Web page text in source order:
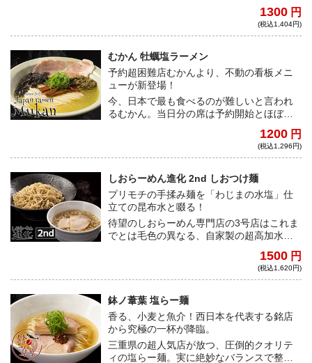
ら、旨みが強烈で食べる者の記憶に残り続
1300 円
(税込1,404円)
むかん 牡蠣塩ラーメン
予約超困難店むかんより、不動の看板メニ
ューが新登場！
今、日本で最も食べるのが難しいと言われ
るむかん。当日分の席は予約開始とほぼ同
ら、看板メニュー牡蠣塩ラーメンが遂に宅
1200 円
(税込1,296円)
しおらーめん進化 2nd しおつけ麺
プリモチの手揉み麺を「わじまの水塩」仕
立ての昆布水と啜る！
待望のしおらーめん専門店の3号店はこれま
でとは毛色の異なる、自家製の超高加水麺
の水塩で仕上げた昆布水を麺に纏わせ、ク
リアでキレのあるつけ汁とのコンビネーシ
1500 円
(税込1,620円)
鉢ノ葦葉 塩らー麺
香る、小麦と魚介！西日本を代表する銘店
から究極の一杯が降臨。
三重県の超人気店が放つ、圧倒的クオリテ
ィの塩らー麺。実に絶妙なバランスで整え